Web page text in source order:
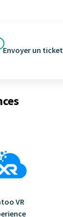
Envoyer un ticket
VR